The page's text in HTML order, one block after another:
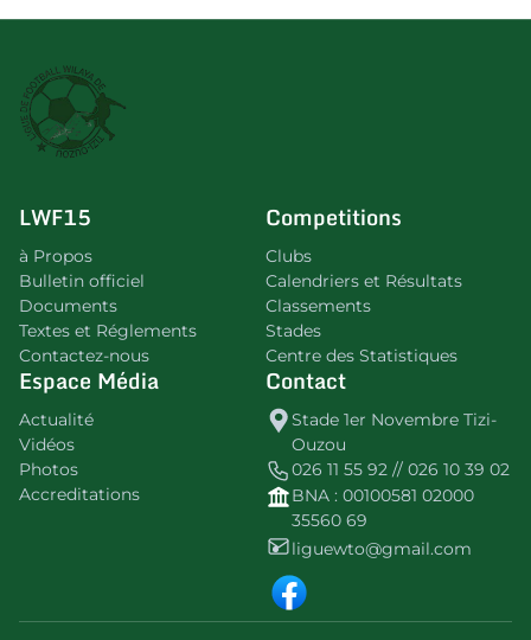
LWF15
à Propos
Bulletin officiel
Documents
Textes et Réglements
Contactez-nous
Competitions
Clubs
Calendriers et Résultats
Classements
Stades
Centre des Statistiques
Espace Média
Actualité
Vidéos
Photos
Accreditations
Contact
Stade 1er Novembre Tizi-
Ouzou
026 11 55 92 // 026 10 39 02
BNA : 00100581 02000
35560 69
liguewto@gmail.com